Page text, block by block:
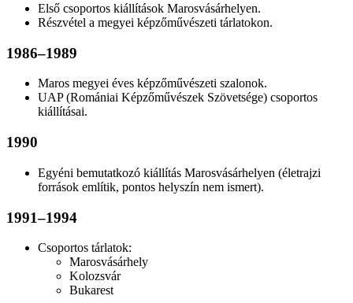
Első csoportos kiállítások Marosvásárhelyen.
Részvétel a megyei képzőművészeti tárlatokon.
1986–1989
Maros megyei éves képzőművészeti szalonok.
UAP (Romániai Képzőművészek Szövetsége) csoportos
kiállításai.
1990
Egyéni bemutatkozó kiállítás Marosvásárhelyen (életrajzi
források említik, pontos helyszín nem ismert).
1991–1994
Csoportos tárlatok:
Marosvásárhely
Kolozsvár
Bukarest